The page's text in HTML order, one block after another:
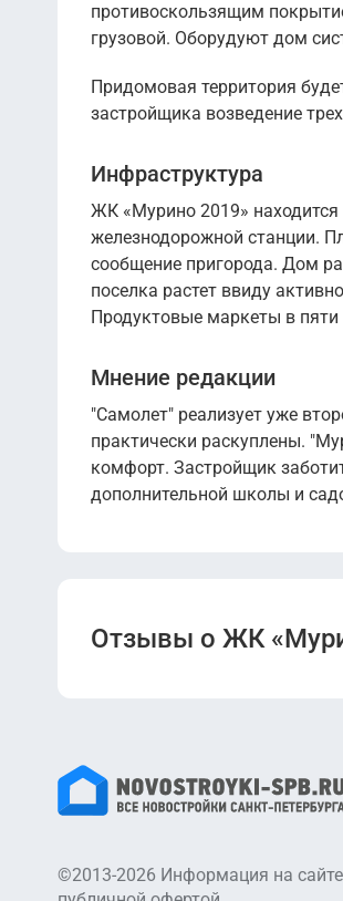
противоскользящим
грузовой. Оборудуют дом
Придомовая территория
застройщика возведение
Инфраструктура
ЖК «Мурино 2019»
железнодорожной станции.
сообщение пригорода. Дом
поселка растет ввиду
Продуктовые маркеты в
Мнение редакции
"Самолет" реализует уже
практически раскуплены.
комфорт. Застройщик
дополнительной школы и
Отзывы о ЖК
©2013-2026 Информация на сайте